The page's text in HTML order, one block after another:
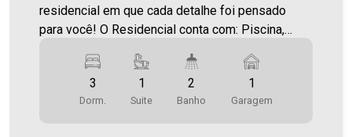
residencial em que cada detalhe foi pensado
para você! O Residencial conta com: Piscina,
Bem-Estar,Terraço, Quadra poliesportiva,
acadêmica, Salão de Festas, Espaço Gourmet
Quiosque I e II, Pergolado, Lounge, Espaço Kids,
3
Dorm.
1
Suite
2
Banho
1
Garagem